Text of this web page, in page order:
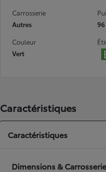
Carrosserie
Autres
Couleur
Vert
Caractéristiques
Caractéristiques
Dimensions & Carrosserie